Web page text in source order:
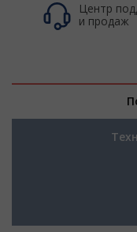
Центр
и продаж